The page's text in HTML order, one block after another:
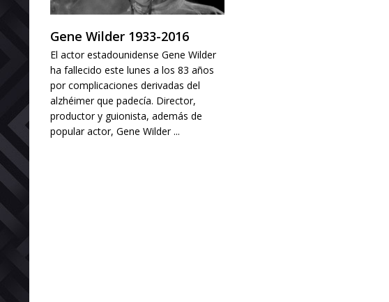
Gene Wilder 1933-2016
El actor estadounidense Gene Wilder
ha fallecido este lunes a los 83 años
por complicaciones derivadas del
alzhéimer que padecía. Director,
productor y guionista, además de
popular actor, Gene Wilder ...